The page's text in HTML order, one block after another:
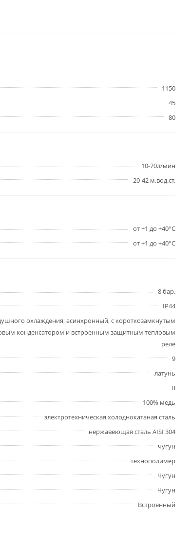
1150
45
80
10-70л/мин
20-42 м.вод.ст.
от +1 до +40°С
от +1 до +40°С
8 бар.
IP44
охлаждения, асинхронный, с короткозамкнутым
конденсатором и встроенным защитным тепловым
реле
9
латунь
В
100% медь
электротехническая холоднокатаная сталь
нержавеющая сталь AISI 304
чугун
технополимер
Чугун
Чугун
Встроенный